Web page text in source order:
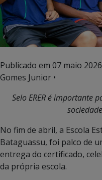
Publicado em 07 maio 2026
Gomes Junior •
Selo ERER é importante
No fim de abril, a Escola
Bataguassu, foi palco de
entrega do certificado,
da própria escola.